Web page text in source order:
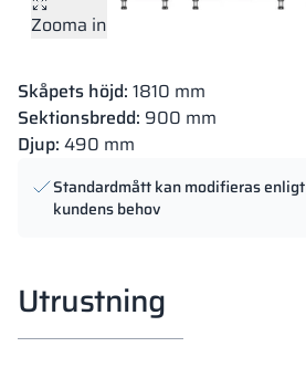
Zooma in
Skåpets höjd: 1810 mm
Sektionsbredd: 900 mm
Djup: 490 mm
Standardmått kan modifieras enligt
kundens behov
Utrustning